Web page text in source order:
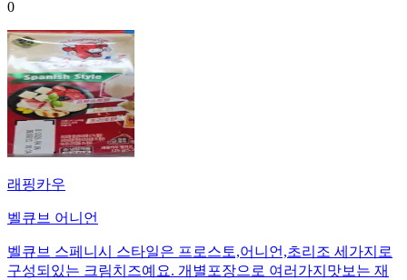
0
래핑카우
벨큐브 어니언
벨큐브 스페니시 스타일은 프로스토,어니언,초리조 세가지로
구성되있는 크림치즈예요. 개별포장으로 여러가지맛보는 재